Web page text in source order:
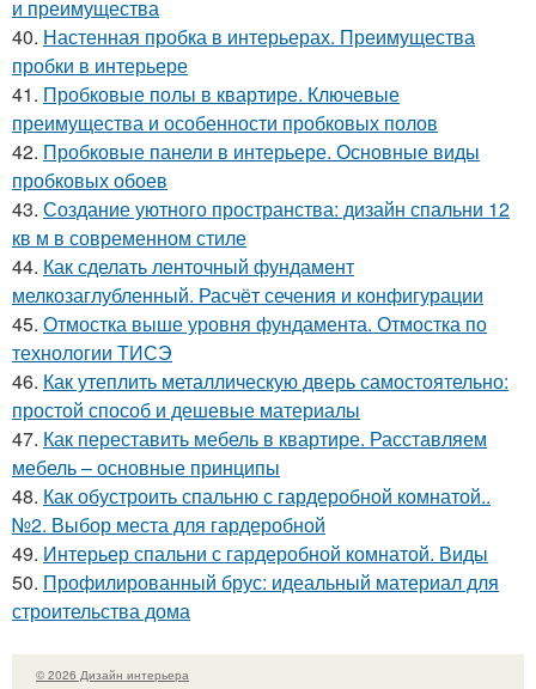
и преимущества
40. Настенная пробка в интерьерах. Преимущества
пробки в интерьере
41. Пробковые полы в квартире. Ключевые
преимущества и особенности пробковых полов
42. Пробковые панели в интерьере. Основные виды
пробковых обоев
43. Создание уютного пространства: дизайн спальни 12
кв м в современном стиле
44. Как сделать ленточный фундамент
мелкозаглубленный. Расчёт сечения и конфигурации
45. Отмостка выше уровня фундамента. Отмостка по
технологии ТИСЭ
46. Как утеплить металлическую дверь самостоятельно:
простой способ и дешевые материалы
47. Как переставить мебель в квартире. Расставляем
мебель – основные принципы
48. Как обустроить спальню с гардеробной комнатой..
№2. Выбор места для гардеробной
49. Интерьер спальни с гардеробной комнатой. Виды
50. Профилированный брус: идеальный материал для
строительства дома
© 2026 Дизайн интерьера